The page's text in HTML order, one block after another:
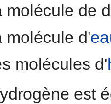
molécule de
molécule d'
molécules d'
est